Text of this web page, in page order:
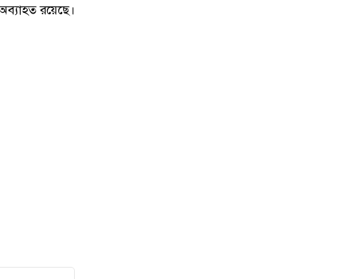
রয়েছে।